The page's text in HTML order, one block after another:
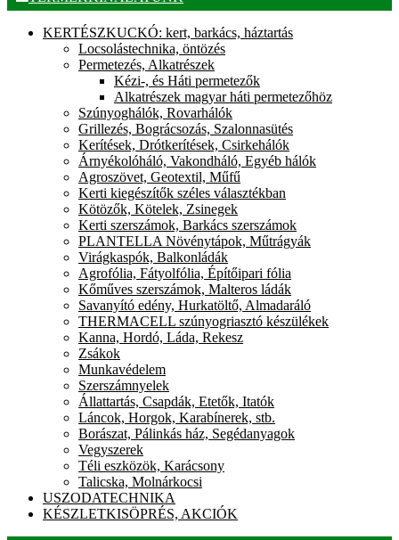
KERTÉSZKUCKÓ: kert, barkács, háztartás
Locsolástechnika, öntözés
Permetezés, Alkatrészek
Kézi-, és Háti permetezők
Alkatrészek magyar háti permetezőhöz
Szúnyoghálók, Rovarhálók
Grillezés, Bográcsozás, Szalonnasütés
Kerítések, Drótkerítések, Csirkehálók
Árnyékolóháló, Vakondháló, Egyéb hálók
Agroszövet, Geotextil, Műfű
Kerti kiegészítők széles választékban
Kötözők, Kötelek, Zsinegek
Kerti szerszámok, Barkács szerszámok
PLANTELLA Növénytápok, Műtrágyák
Virágkaspók, Balkonládák
Agrofólia, Fátyolfólia, Építőipari fólia
Kőműves szerszámok, Malteros ládák
Savanyító edény, Hurkatöltő, Almadaráló
THERMACELL szúnyogriasztó készülékek
Kanna, Hordó, Láda, Rekesz
Zsákok
Munkavédelem
Szerszámnyelek
Állattartás, Csapdák, Etetők, Itatók
Láncok, Horgok, Karabínerek, stb.
Borászat, Pálinkás ház, Segédanyagok
Vegyszerek
Téli eszközök, Karácsony
Talicska, Molnárkocsi
USZODATECHNIKA
KÉSZLETKISÖPRÉS, AKCIÓK